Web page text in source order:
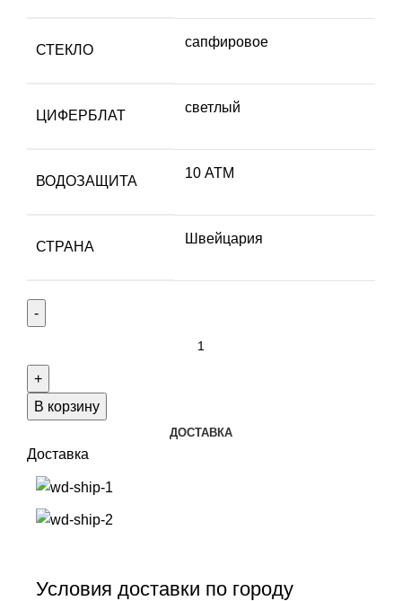
СТЕКЛО
сапфировое
ЦИФЕРБЛАТ
светлый
ВОДОЗАЩИТА
10 АТМ
СТРАНА
Швейцария
В корзину
ДОСТАВКА
Доставка
Условия доставки по городу